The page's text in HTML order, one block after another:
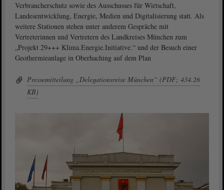
Verbraucherschutz sowie des Ausschusses für Wirtschaft,
Landesentwicklung, Energie, Medien und Digitalisierung statt. Als
weitere Stationen stehen unter anderem Gespräche mit
Vertreterinnen und Vertretern des Landkreises München zum
„Projekt 29+++ Klima.Energie.Initiative.“ und der Besuch einer
Geothermieanlage in Oberhaching auf dem Plan
Pressemitteilung „Delegationsreise München“ (PDF; 434.26
KB)